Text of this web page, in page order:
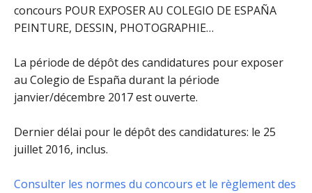
concours POUR EXPOSER AU COLEGIO DE ESPAÑA
PEINTURE, DESSIN, PHOTOGRAPHIE…
La période de dépôt des candidatures pour exposer
au Colegio de España durant la période
janvier/décembre 2017 est ouverte.
Dernier délai pour le dépôt des candidatures: le 25
juillet 2016, inclus.
Consulter les normes du concours et le règlement des